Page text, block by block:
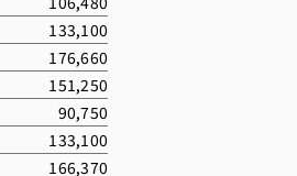
133,100
176,660
151,250
90,750
133,100
166,370